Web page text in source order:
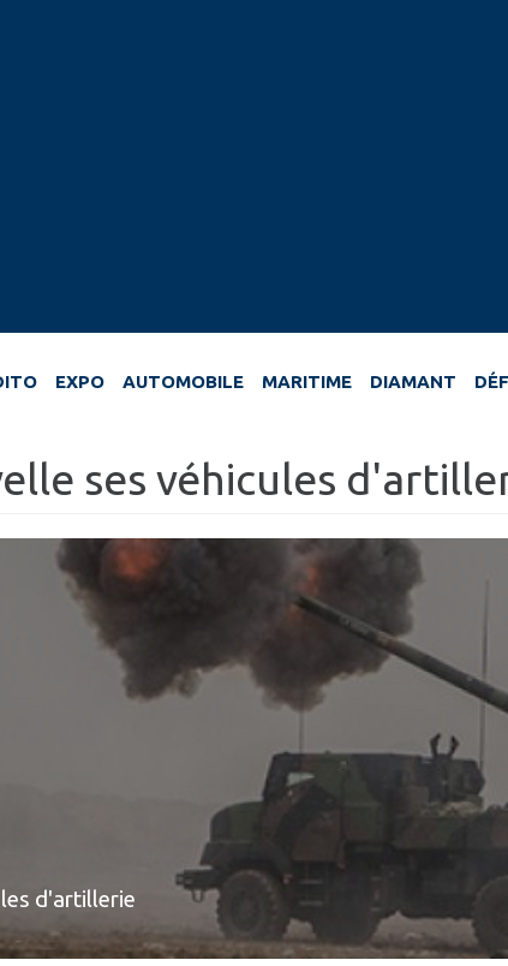
EXPO AUTOMOBILE MARITIME DIAMANT
ses véhicules
d'artillerie